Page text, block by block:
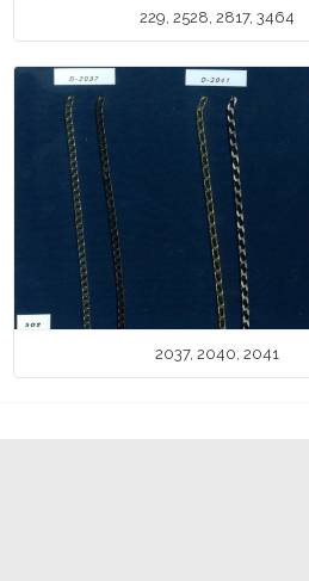
229, 2528, 2817, 3464
2037, 2040, 2041